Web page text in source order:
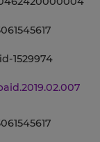
1529974